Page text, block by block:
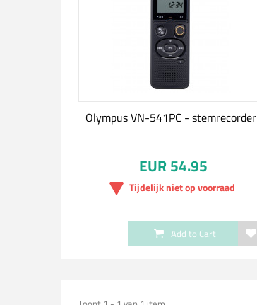
Olympus VN-541PC - stemrecorder
EUR 54.95
Tijdelijk niet op voorraad
Add to Cart